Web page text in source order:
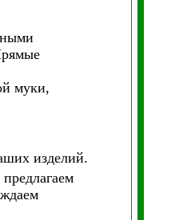
муки,
изделий.